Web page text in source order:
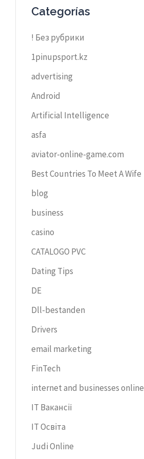
Categorías
! Без рубрики
1pinupsport.kz
advertising
Android
Artificial Intelligence
asfa
aviator-online-game.com
Best Countries To Meet A Wife
blog
business
casino
CATALOGO PVC
Dating Tips
DE
Dll-bestanden
Drivers
email marketing
FinTech
internet and businesses online
IT Вакансії
IT Освіта
Judi Online